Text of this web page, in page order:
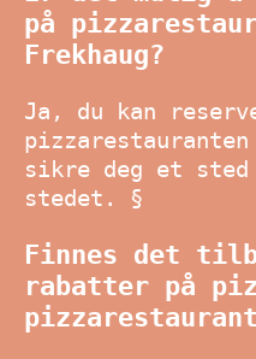
på
Frekhaug?
Ja, du kan
sikre deg et sted
stedet. §
Finnes det
rabatter på